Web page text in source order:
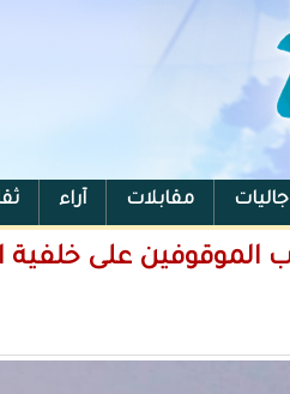
جاليات مقابلات آراء
الموقوفين على خلفية